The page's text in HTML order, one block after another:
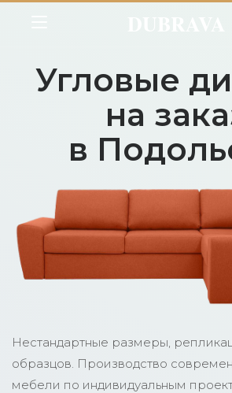
Угловые
на
в
Нестандартные размеры,
образцов. Производство
мебели по индивидуальным